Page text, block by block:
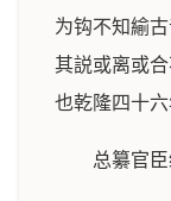
为钩不知緰
其説或离或
也乾隆四十
总纂官